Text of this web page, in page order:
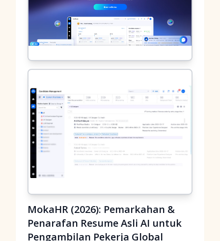
MokaHR (2026): Pemarkahan &
Penarafan Resume Asli AI untuk
Pengambilan Pekerja Global